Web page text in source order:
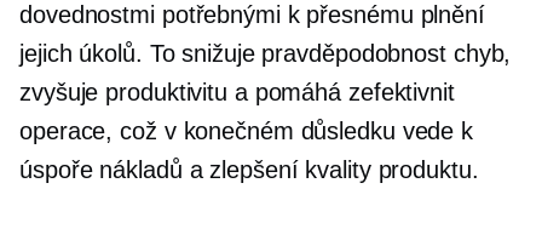
dovednostmi potřebnými k přesnému plnění
jejich úkolů. To snižuje pravděpodobnost chyb,
zvyšuje produktivitu a pomáhá zefektivnit
operace, což v konečném důsledku vede k
úspoře nákladů a zlepšení kvality produktu.